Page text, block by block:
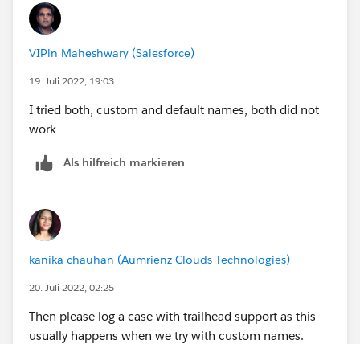
VIPin Maheshwary (Salesforce)
19. Juli 2022, 19:03
I tried both, custom and default names, both did not
work
Als hilfreich markieren
kanika chauhan (Aumrienz Clouds Technologies)
20. Juli 2022, 02:25
Then please log a case with trailhead support as this
usually happens when we try with custom names.